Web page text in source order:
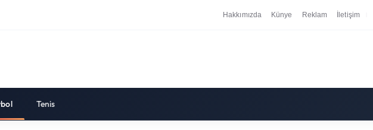
Hakkımızda Künye Reklam İletişim
Tenis